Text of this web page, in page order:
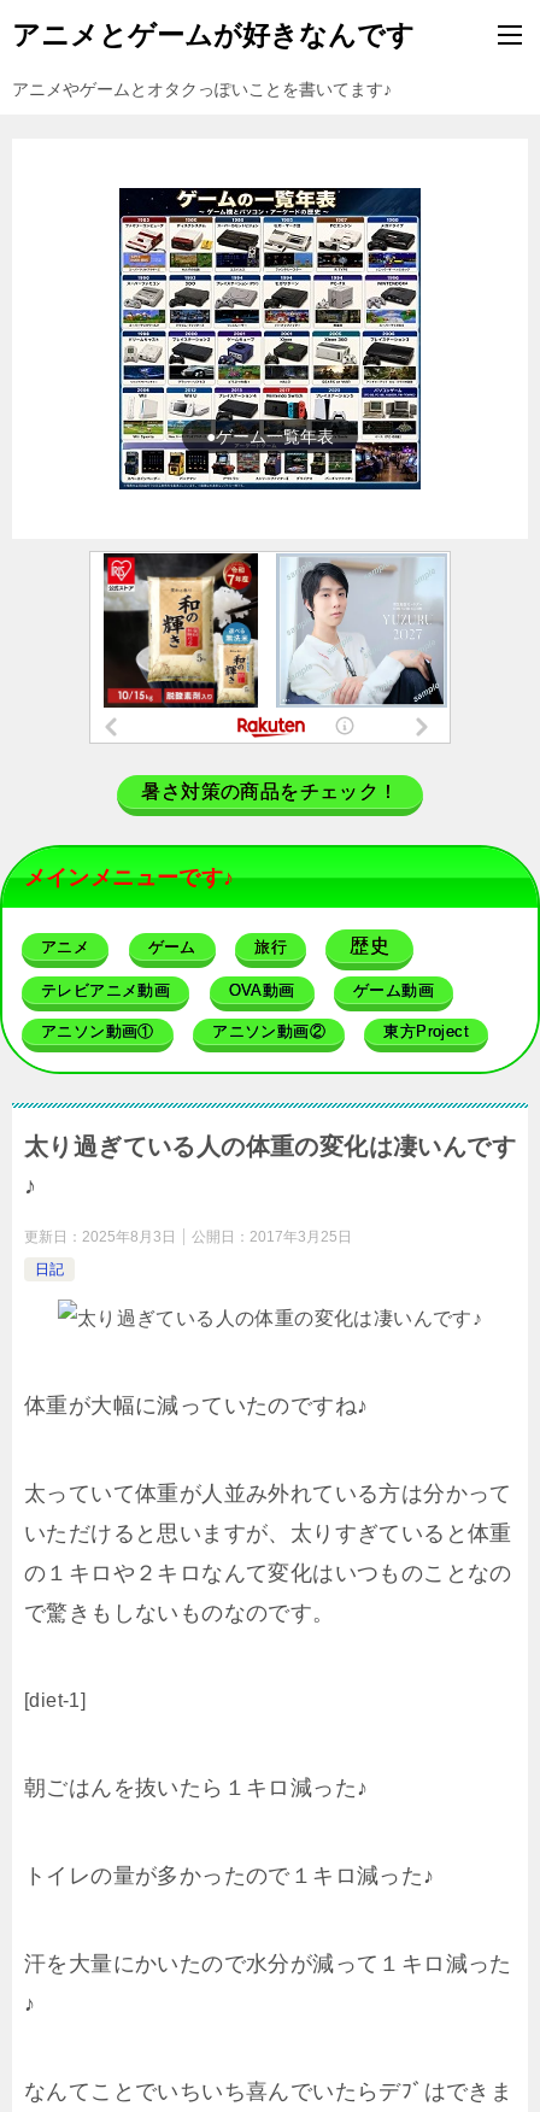
アニメとゲームが好きなんです
アニメやゲームとオタクっぽいことを書いてます♪
●ゲーム一覧年表
暑さ対策の商品をチェック！
メインメニューです♪
アニメ ゲーム 旅行 歴史
テレビアニメ動画 OVA動画 ゲーム動画
アニソン動画① アニソン動画② 東方Project
太り過ぎている人の体重の変化は凄いんです
♪
更新日： 2025年8月3日 公開日： 2017年3月25日
日記
体重が大幅に減っていたのですね♪
太っていて体重が人並み外れている方は分かって
いただけると思いますが、太りすぎていると体重
の１キロや２キロなんて変化はいつものことなの
で驚きもしないものなのです。
[diet-1]
朝ごはんを抜いたら１キロ減った♪
トイレの量が多かったので１キロ減った♪
汗を大量にかいたので水分が減って１キロ減った
♪
なんてことでいちいち喜んでいたらデﾌﾞはできま